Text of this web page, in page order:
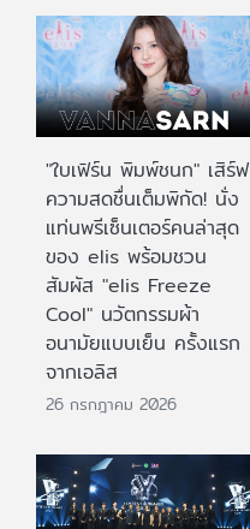
"ใบเฟิร์น พิมพ์ชนก" เสิร์ฟ
ความสดชื่นเต็มพิกัด! นั่ง
แท่นพรีเซ็นเตอร์คนล่าสุด
ของ elis พร้อมชวน
สัมผัส "elis Freeze
Cool" นวัตกรรมผ้า
อนามัยแบบเย็น ครั้งแรก
จากเอลิส
26 กรกฎาคม 2026